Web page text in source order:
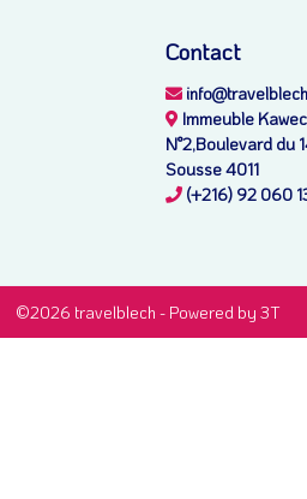
Contact
Immeuble
N°2,Boulevard du
Sousse 4011
(+216) 92 060
©2026 travelblech - Powered by 3T